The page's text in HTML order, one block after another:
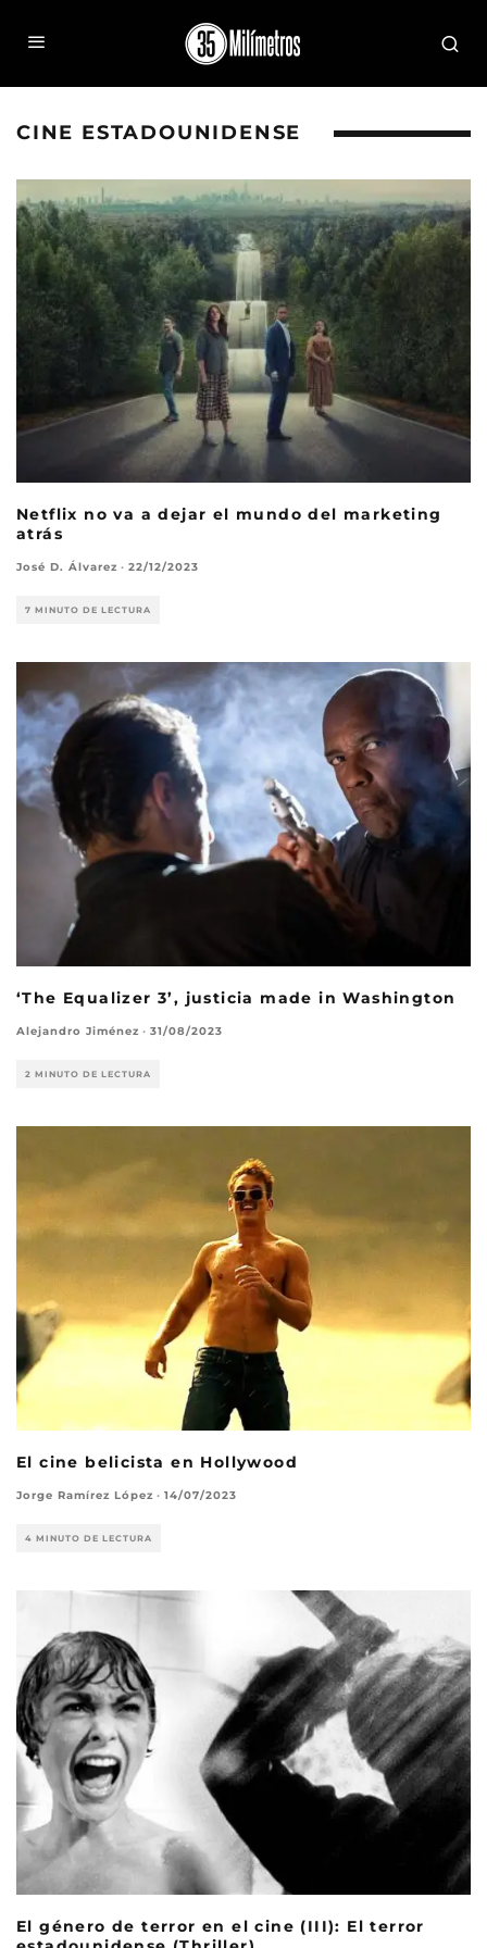
CINE ESTADOUNIDENSE
Netflix no va a dejar el mundo del marketing
atrás
José D. Álvarez · 22/12/2023
7 MINUTO DE LECTURA
‘The Equalizer 3’, justicia made in Washington
Alejandro Jiménez · 31/08/2023
2 MINUTO DE LECTURA
El cine belicista en Hollywood
Jorge Ramírez López · 14/07/2023
4 MINUTO DE LECTURA
El género de terror en el cine (III): El terror